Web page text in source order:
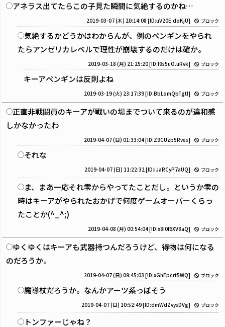
アネラス出てたらこの子見た瞬間に気絶するのかね…
2019-03-07 (木) 20:14:08 [ID:uV20E.doKjU] ブロック
気絶するかどうかはわからんが、例のペンギンをやられ
たらアンゼリカレベルで理性が崩壊するのだけは確か。
2019-03-18 (月) 21:25:20[ID:l9s5uO.uRvk] ブロック
キーアペンギンは反則よね
2019-03-19 (火) 23:17:39[ID:BbLomQbTgtI] ブロック
正直非戦闘員のキーアが戦いの場までついて来るのが違和感
しかなかったわ
2019-04-07 (日) 01:33:04[ID:Z9CUzb5Rves] ブロック
それな
2019-04-07 (日) 11:22:32[ID:iJaRCyP7aUQ] ブロック
ま、まあ一応それ零からやってたことだし。というか零の
時はキーアがやられたおかげで何度ゲームオーバーくらっ
たことか(^_^;)
2019-04-08 (月) 00:54:04[ID:x8I0f6XV8aQ] ブロック
ゆくゆくはキーアも武器持つんだろうけど、得物は何になる
のだろうか。
2019-04-07 (日) 09:45:03 [ID:xGhEpcrt5WQ] ブロック
魔導杖だろうか。なんかアーツ系っぽそう
2019-04-07 (日) 10:52:49[ID:dmWdZvysDVg] ブロック
トンファーじゃね？